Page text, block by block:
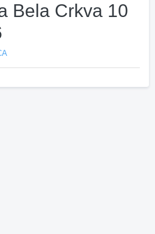
Bela Crkva 10